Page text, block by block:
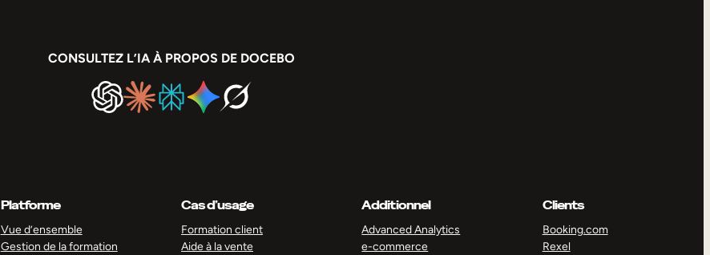
CONSULTEZ L’IA À PROPOS DE DOCEBO
Platforme
Vue d’ensemble
Gestion de la formation
Cas d’usage
Formation client
Aide à la vente
Additionnel
Advanced Analytics
e-commerce
Clients
Booking.com
Rexel